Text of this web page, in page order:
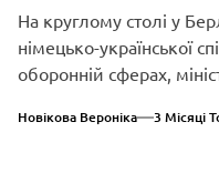
На круглому столі у
німецько-української
оборонній сферах,
Новікова Вероніка 3 Місяці